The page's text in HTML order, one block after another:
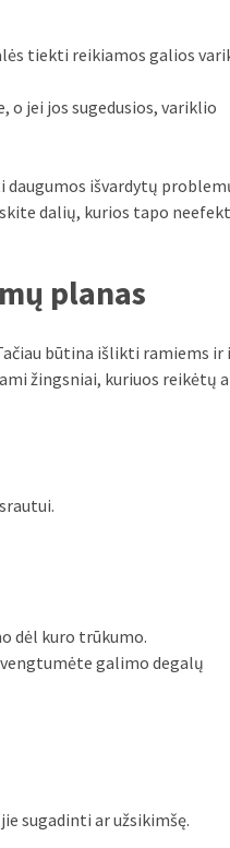
tiekti reikiamos galios
o jei jos sugedusios, variklio
išvardytų
dalių, kurios tapo
planas
būtina išlikti ramiems ir
žingsniai, kuriuos reikėtų
dėl kuro trūkumo.
galimo degalų
sugadinti ar užsikimšę.